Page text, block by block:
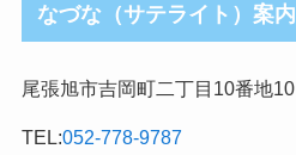
なづな（サテライト）案内
尾張旭市吉岡町二丁目10番地10
TEL:052-778-9787